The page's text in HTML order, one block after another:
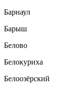
Барнаул
Барыш
Белово
Белокуриха
Белоозёрский